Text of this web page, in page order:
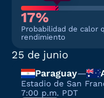
17%
Probabilidad de calor
rendimiento
25 de junio
Paraguay—
Estadio de San
7:00 p.m. PDT